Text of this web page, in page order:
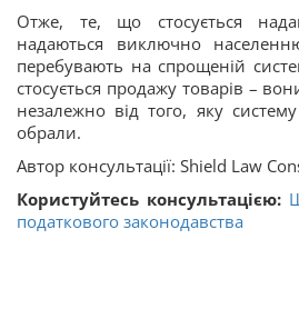
Отже, те, що стосується
надаються виключно
перебувають на спрощеній
стосується продажу товарів –
незалежно від того, яку
обрали.
Автор консультації: Shield Law
Користуйтесь консультацією:
податкового законодавства